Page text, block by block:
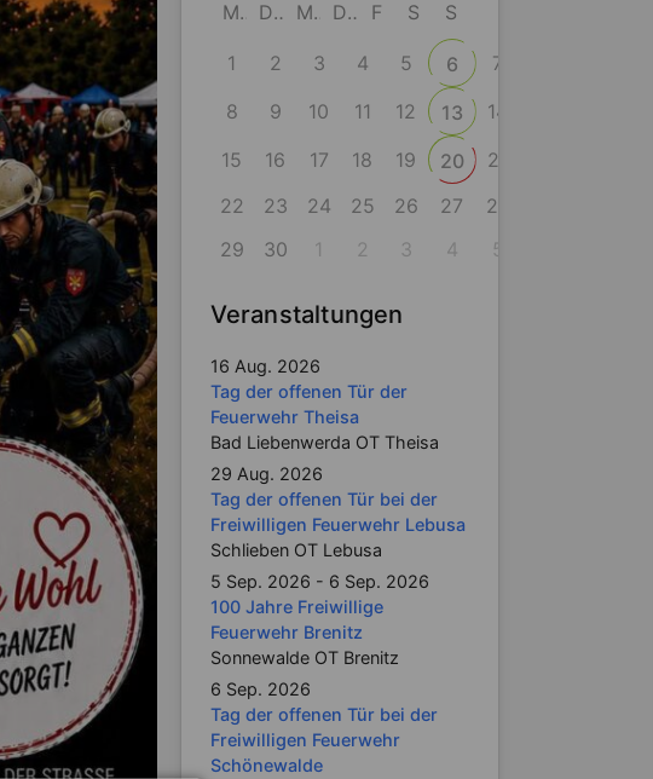
M D M D F S S
1 2 3 4 5 6
7
8
9 10 11 12 13
14
15
16 17 18 19 20
21
22
23 24 25 26 27
28
29
30 1 2 3 4 5
Veranstaltungen
16 Aug. 2026
Tag der offenen Tür der
Feuerwehr Theisa
Bad Liebenwerda OT Theisa
29 Aug. 2026
Tag der offenen Tür bei der
Freiwilligen Feuerwehr Lebusa
Schlieben OT Lebusa
5 Sep. 2026 - 6 Sep. 2026
100 Jahre Freiwillige
Feuerwehr Brenitz
Sonnewalde OT Brenitz
6 Sep. 2026
Tag der offenen Tür bei der
Freiwilligen Feuerwehr
Schönewalde